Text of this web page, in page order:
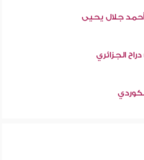
أحمد جلال يحيى
الجزائري